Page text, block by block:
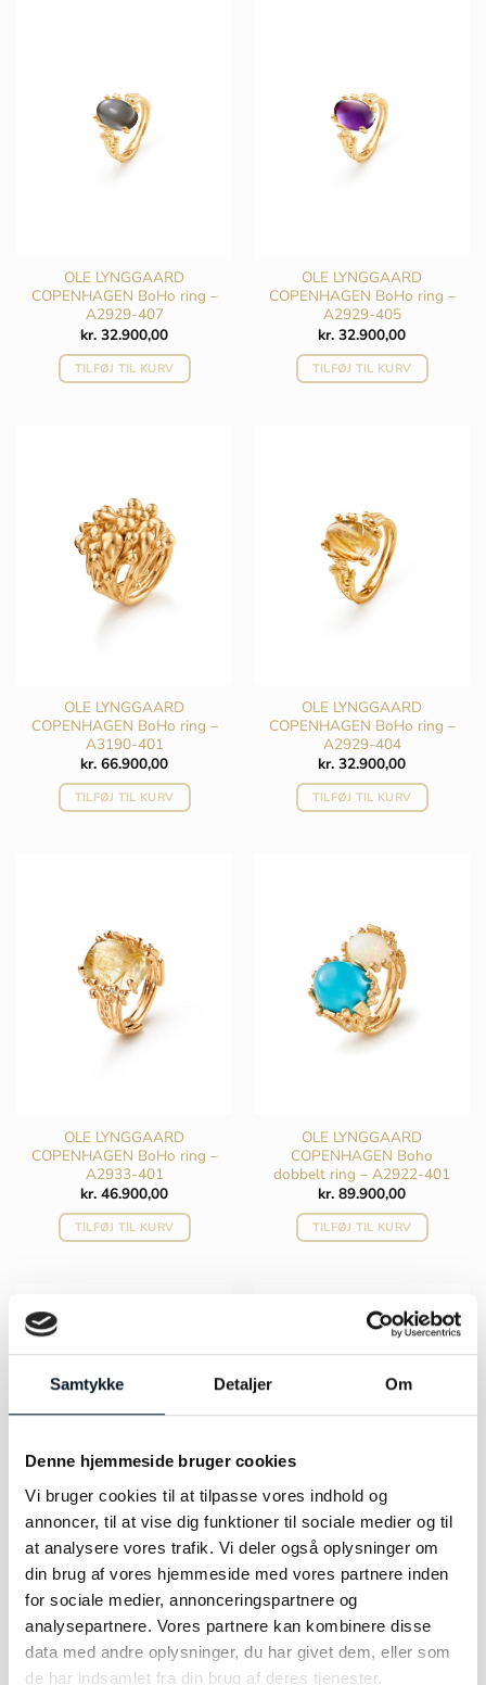
Samtykke Detaljer Om
Denne hjemmeside bruger cookies
Vi bruger cookies til at tilpasse vores indhold og
annoncer, til at vise dig funktioner til sociale medier og til
at analysere vores trafik. Vi deler også oplysninger om
din brug af vores hjemmeside med vores partnere inden
for sociale medier, annonceringspartnere og
analysepartnere. Vores partnere kan kombinere disse
data med andre oplysninger, du har givet dem, eller som
de har indsamlet fra din brug af deres tjenester.
OLE LYNGGAARD
COPENHAGEN BoHo ring –
A2929-407
kr. 32.900,00
TILFØJ TIL KURV
OLE LYNGGAARD
COPENHAGEN BoHo ring –
A2929-405
kr. 32.900,00
TILFØJ TIL KURV
OLE LYNGGAARD
COPENHAGEN BoHo ring –
A3190-401
kr. 66.900,00
TILFØJ TIL KURV
OLE LYNGGAARD
COPENHAGEN BoHo ring –
A2929-404
kr. 32.900,00
TILFØJ TIL KURV
OLE LYNGGAARD
COPENHAGEN BoHo ring –
A2933-401
kr. 46.900,00
TILFØJ TIL KURV
OLE LYNGGAARD
COPENHAGEN Boho
dobbelt ring – A2922-401
kr. 89.900,00
TILFØJ TIL KURV
OLE LYNGGAARD
COPENHAGEN BoHo ring –
A2947-401
kr.23.900,00
TILFØJ TIL KURV
OLE LYNGGAARD
COPENHAGEN Boho
øreringe – A2930-405
kr.34.900,00
TILFØJ TIL KURV